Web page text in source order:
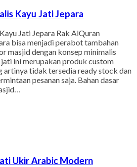
Kayu Jati Jepara
Jati Jepara Rak AlQuran
bisa menjadi perabot tambahan
masjid dengan konsep minimalis
ini merupakan produk custom
artinya tidak tersedia ready stock dan
pesanan saja. Bahan dasar
Ukir Arabic Modern